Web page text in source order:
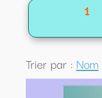
1
Trier par : Nom